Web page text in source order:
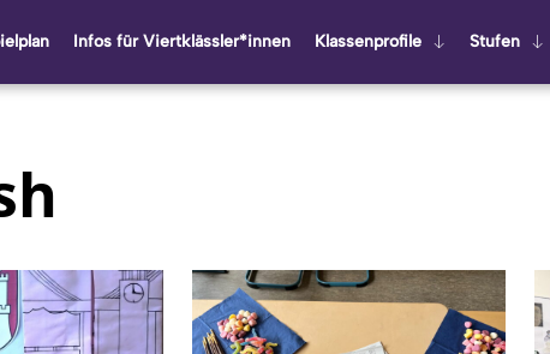
Infos für Viert­kläss­ler*innen Klas­sen­pro­fi­le Stu­fen